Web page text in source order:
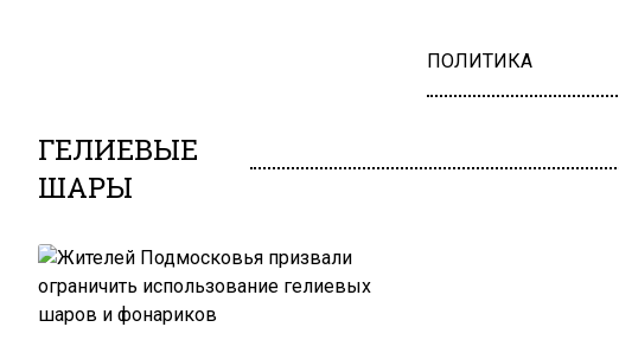
ПОЛИТИКА
ГЕЛИЕВЫЕ
ШАРЫ